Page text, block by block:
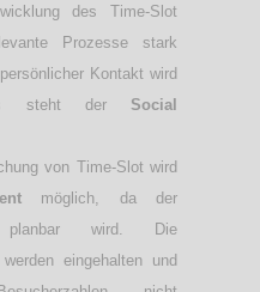
des Time-Slot
Prozesse stark
Kontakt wird
steht der Social
von Time-Slot wird
möglich, da der
planbar wird. Die
eingehalten und